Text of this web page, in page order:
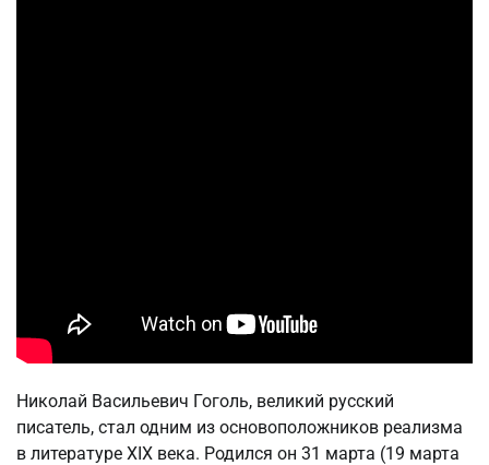
Николай Васильевич Гоголь, великий русский
писатель, стал одним из основоположников реализма
в литературе XIX века. Родился он 31 марта (19 марта